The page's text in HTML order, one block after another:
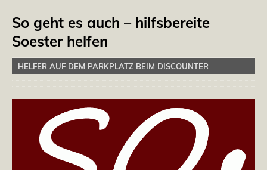
So geht es auch – hilfsbereite
Soester helfen
HELFER AUF DEM PARKPLATZ BEIM DISCOUNTER